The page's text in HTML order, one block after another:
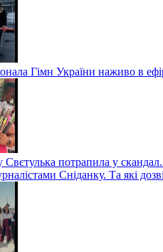
Гімн України наживо в
Свєтулька потрапила у
Сніданку. Та які